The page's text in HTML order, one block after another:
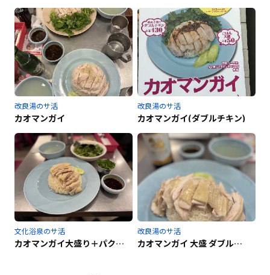
改良湯のサ活
カオマンガイ
改良湯のサ活
カオマンガイ(ダブルチキン)
文化浴泉のサ活
カオマンガイ大盛り＋パクチーサラダ
改良湯のサ活
カオマンガイ 大盛 ダブルチキン